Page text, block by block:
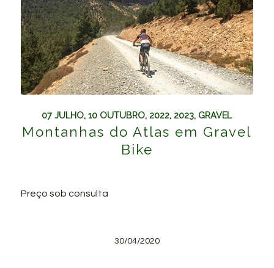
07 JULHO,10 OUTUBRO, 2022, 2023, GRAVEL
Montanhas do Atlas em Gravel
Bike
Preço sob consulta
30/04/2020